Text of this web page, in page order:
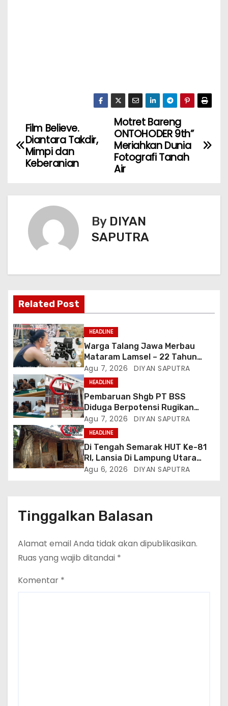
Motret Bareng
ONTOHODER 9th”
Meriahkan Dunia
Fotografi Tanah
Air ‎
Film Believe.
Diantara Takdir,
Mimpi dan
Keberanian
By DIYAN
SAPUTRA
Related Post
HEADLINE
Warga Talang Jawa Merbau
Mataram Lamsel – 22 Tahun
Lumpuh Vina Agustina Viral Di
Tiktok Inginkan Kursi Roda
Listrik, Kepala Perwakilan
Provinsi Lampung Media
Cakrawala Tv Meminta Pemda
Lamsel Bertindak
Agu 7, 2026 DIYAN SAPUTRA
HEADLINE
Pembaruan Shgb PT BSS
Diduga Berpotensi Rugikan
Negara, Kementrian ATR/BPN Di
Gugat Di PTUN Jakarta
Agu 7, 2026 DIYAN SAPUTRA
HEADLINE
Di Tengah Semarak HUT Ke-81
RI, Lansia Di Lampung Utara
Hidup Memprihatinkan
Agu 6, 2026 DIYAN SAPUTRA
Tinggalkan Balasan
Alamat email Anda tidak akan dipublikasikan.
Ruas yang wajib ditandai *
Komentar *